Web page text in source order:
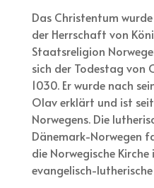
Das Christentum
der Herrschaft von
Staatsreligion
sich der Todestag von
1030. Er wurde nach
Olav erklärt und ist
Norwegens. Die
Dänemark-Norwegen
die Norwegische
evangelisch-lutherische